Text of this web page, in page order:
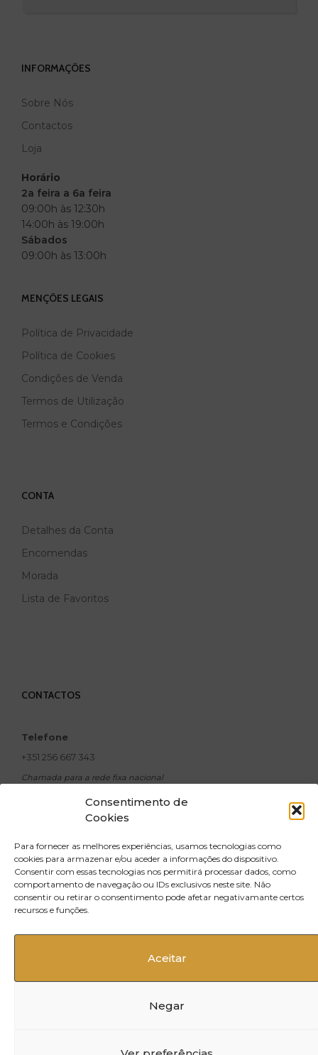
Consentimento de
Cookies
Para fornecer as melhores experiências, usamos tecnologias como
cookies para armazenar e/ou aceder a informações do dispositivo.
Consentir com essas tecnologias nos permitirá processar dados, como
comportamento de navegação ou IDs exclusivos neste site. Não
consentir ou retirar o consentimento pode afetar negativamante certos
recursos e funções.
Aceitar
Negar
MARCA
INFORMAÇÕES
Sobre Nós
Contactos
Loja
Horário
2a feira a 6a feira
09:00h às 12:30h
14:00h às 19:00h
Sábados
09:00h às 13:00h
MENÇÕES LEGAIS
Política de Privacidade
Política de Cookies
Condições de Venda
Termos de Utilização
Termos e Condições
CONTA
Detalhes da Conta
Encomendas
Morada
Lista de Favoritos
CONTACTOS
Telefone
+351 256 667 343
Chamada para a rede fixa nacional
geral@xavicosmeticos.com
R. Doutor Silva Pinto,
no 500, Santiago do Riba UL 3720-502
Oliveira de Azeméis